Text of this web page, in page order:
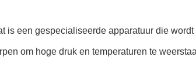
is een gespecialiseerde apparatuur die
om hoge druk en temperaturen te